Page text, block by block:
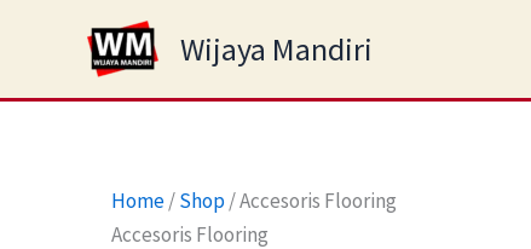
Wijaya Mandiri
Home/Shop/ Accesoris Flooring
Accesoris Flooring